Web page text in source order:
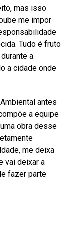
mas isso
me impor
Tudo é fruto
a
a cidade onde
antes
a equipe
obra desse
me deixa
vai deixar a
fazer parte